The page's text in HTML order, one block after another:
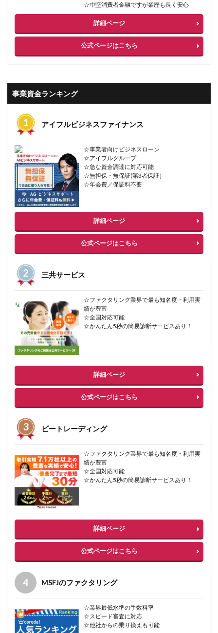
☆中堅消費者金融ですが業歴も長く安心
詳細ページ
公式ページはこちら
事業資金ランキング
アイフルビジネスファイナンス
☆事業者向けビジネスローン
☆アイフルグループ
☆急な資金調達に対応可能
☆無担保・無保証(第3者保証）
☆年会費／保証料不要
詳細ページ
公式ページはこちら
三共サービス
☆ファクタリング業界で最も知名度・利用実
績が豊富
☆全国対応可能
☆かんたん5秒の簡易診断サービスあり！
詳細ページ
公式ページはこちら
ビートレーディング
☆ファクタリング業界で最も知名度・利用実
績が豊富
☆全国対応可能
☆かんたん5秒の簡易診断サービスあり！
詳細ページ
公式ページはこちら
MSFJのファクタリング
☆業界最低水準の手数料率
☆スピード審査に対応
☆他社からの乗り換えも可能